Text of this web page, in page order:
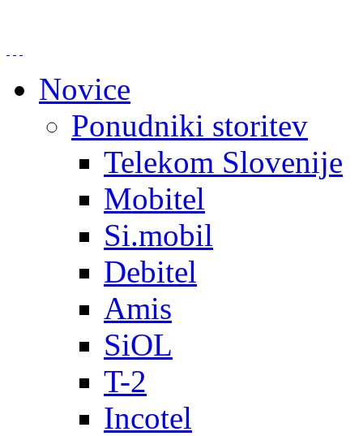
Novice
Ponudniki storitev
Telekom Slovenije
Mobitel
Si.mobil
Debitel
Amis
SiOL
T-2
Incotel